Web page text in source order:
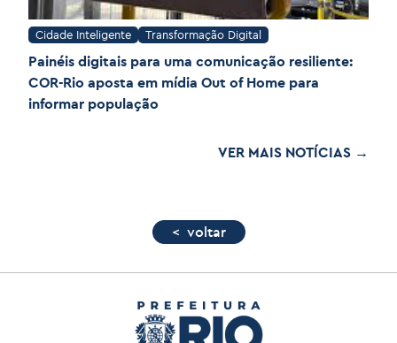
Cidade Inteligente Transformação Digital
Painéis digitais para uma comunicação resiliente:
COR-Rio aposta em mídia Out of Home para
informar população
VER MAIS NOTÍCIAS →
< voltar